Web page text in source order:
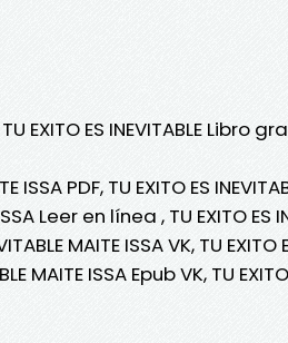
EXITO ES INEVITABLE Libro
ISSA PDF, TU EXITO ES
Leer en línea , TU EXITO ES
MAITE ISSA VK, TU EXITO
MAITE ISSA Epub VK, TU